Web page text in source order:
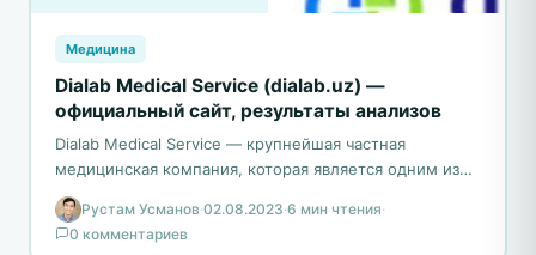
Медицина
Dialab Medical Service (dialab.uz) —
официальный сайт, результаты анализов
Dialab Medical Service — крупнейшая частная
медицинская компания, которая является одним из
лидеров в медицинской индустрии Узбекистана.
Основанная выдающимся врачом-гематологом
Александром Юрьевичем…
Рустам Усманов·02.08.2023·6 мин чтения·
0 комментариев